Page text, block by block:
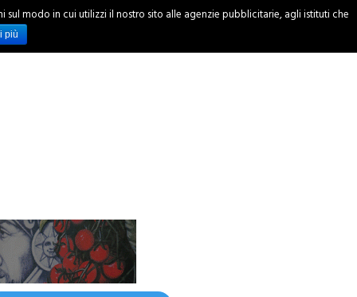
INCHIESTE
modo in cui utilizzi il nostro sito alle agenzie pubblicitarie, agli istituti che
più